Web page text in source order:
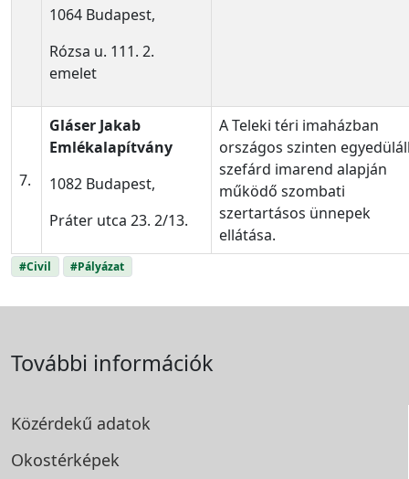
1064 Budapest,
Rózsa u. 111. 2.
emelet
7.
Gláser Jakab
Emlékalapítvány
1082 Budapest,
Práter utca 23. 2/13.
A Teleki téri imaházban
országos szinten
szefárd imarend alapján
működő szombati
szertartásos ünnepek
ellátása.
#Civil #Pályázat
További információk
Közérdekű adatok
Okostérképek